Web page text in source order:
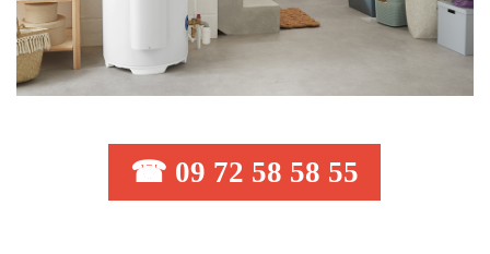
☎ 09 72 58 58 55